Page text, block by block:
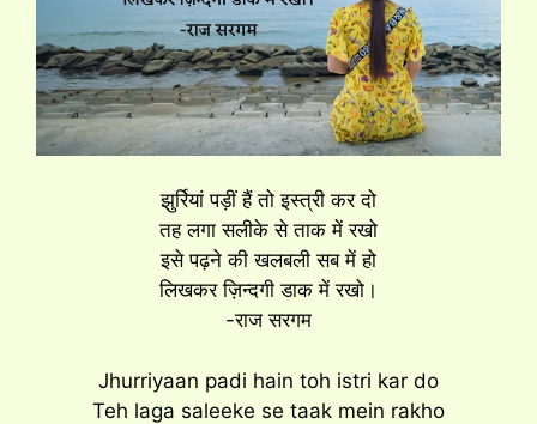
झुर्रियां पड़ीं हैं तो इस्त्री कर दो
तह लगा सलीके से ताक में रखो
इसे पढ़ने की खलबली सब में हो
लिखकर ज़िन्दगी डाक में रखो।
-राज सरगम
Jhurriyaan padi hain toh istri kar do
Teh laga saleeke se taak mein rakho